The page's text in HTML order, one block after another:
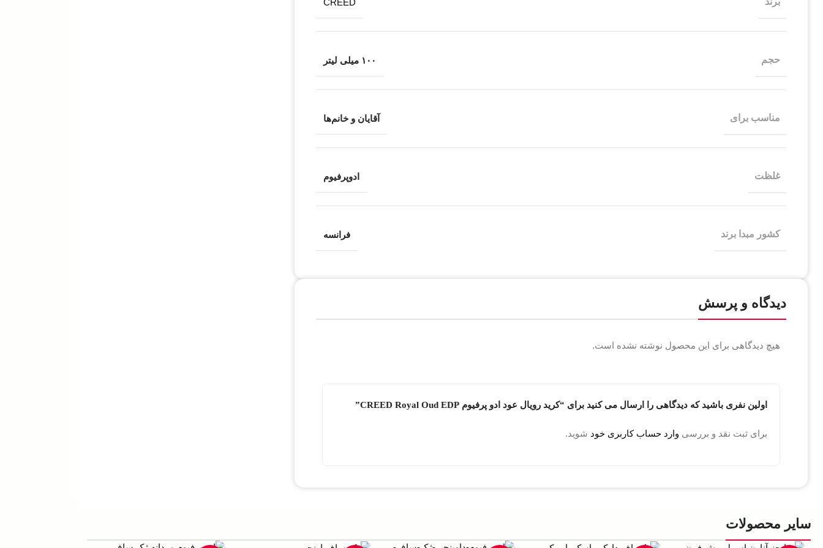
حجم ۱۰۰ میلی لیتر
مناسب برای آقایان و خانم‌ها
غلظت ادوپرفیوم
کشور مبدا برند فرانسه
دیدگاه و پرسش
هیچ دیدگاهی برای این محصول نوشته نشده است.
اولین نفری باشید که دیدگاهی را ارسال می کنید برای “کرید رویال عود ادو پرفیوم CREED Royal Oud EDP”
برای ثبت نقد و بررسی وارد حساب کاربری خود شوید.
سایر محصولات